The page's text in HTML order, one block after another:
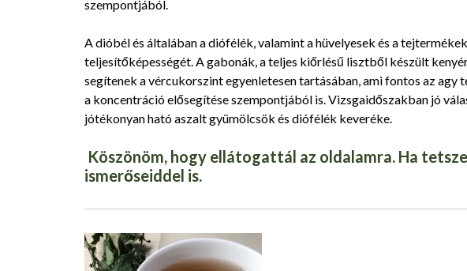
szempontjából.
A dióbél és általában a diófélék, valamint a hüvelyesek és a
teljesítőképességét. A gabonák, a teljes kiőrlésű lisztből készült
segítenek a vércukorszint egyenletesen tartásában, ami fontos az agy
a koncentráció elősegítése szempontjából is. Vizsgaidőszakban jó
jótékonyan ható aszalt gyümölcsök és diófélék keveréke.
Köszönöm, hogy ellátogattál az oldalamra. Ha
ismerőseiddel is.